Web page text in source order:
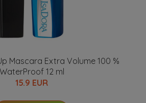
Mascara Extra Volume 100 %
WaterProof 12 ml
15.9 EUR